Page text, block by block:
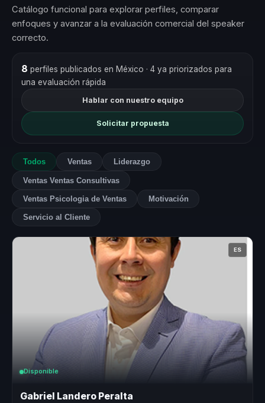
Catálogo funcional para explorar perfiles, comparar
enfoques y avanzar a la evaluación comercial del speaker
correcto.
8 perfiles publicados en México · 4 ya priorizados para
una evaluación rápida
Hablar con nuestro equipo
Solicitar propuesta
Todos Ventas Liderazgo
Ventas Ventas Consultivas
Ventas Psicologia de Ventas Motivación
Servicio al Cliente
ES
Disponible
Gabriel Landero Peralta